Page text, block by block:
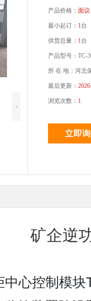
产品价格： 面议
最小起订： 1台
供货总量： 1台
产品型号：TC-
所 在 地：河北
最后更新：
浏览次数： 1
矿企逆
中心控制模